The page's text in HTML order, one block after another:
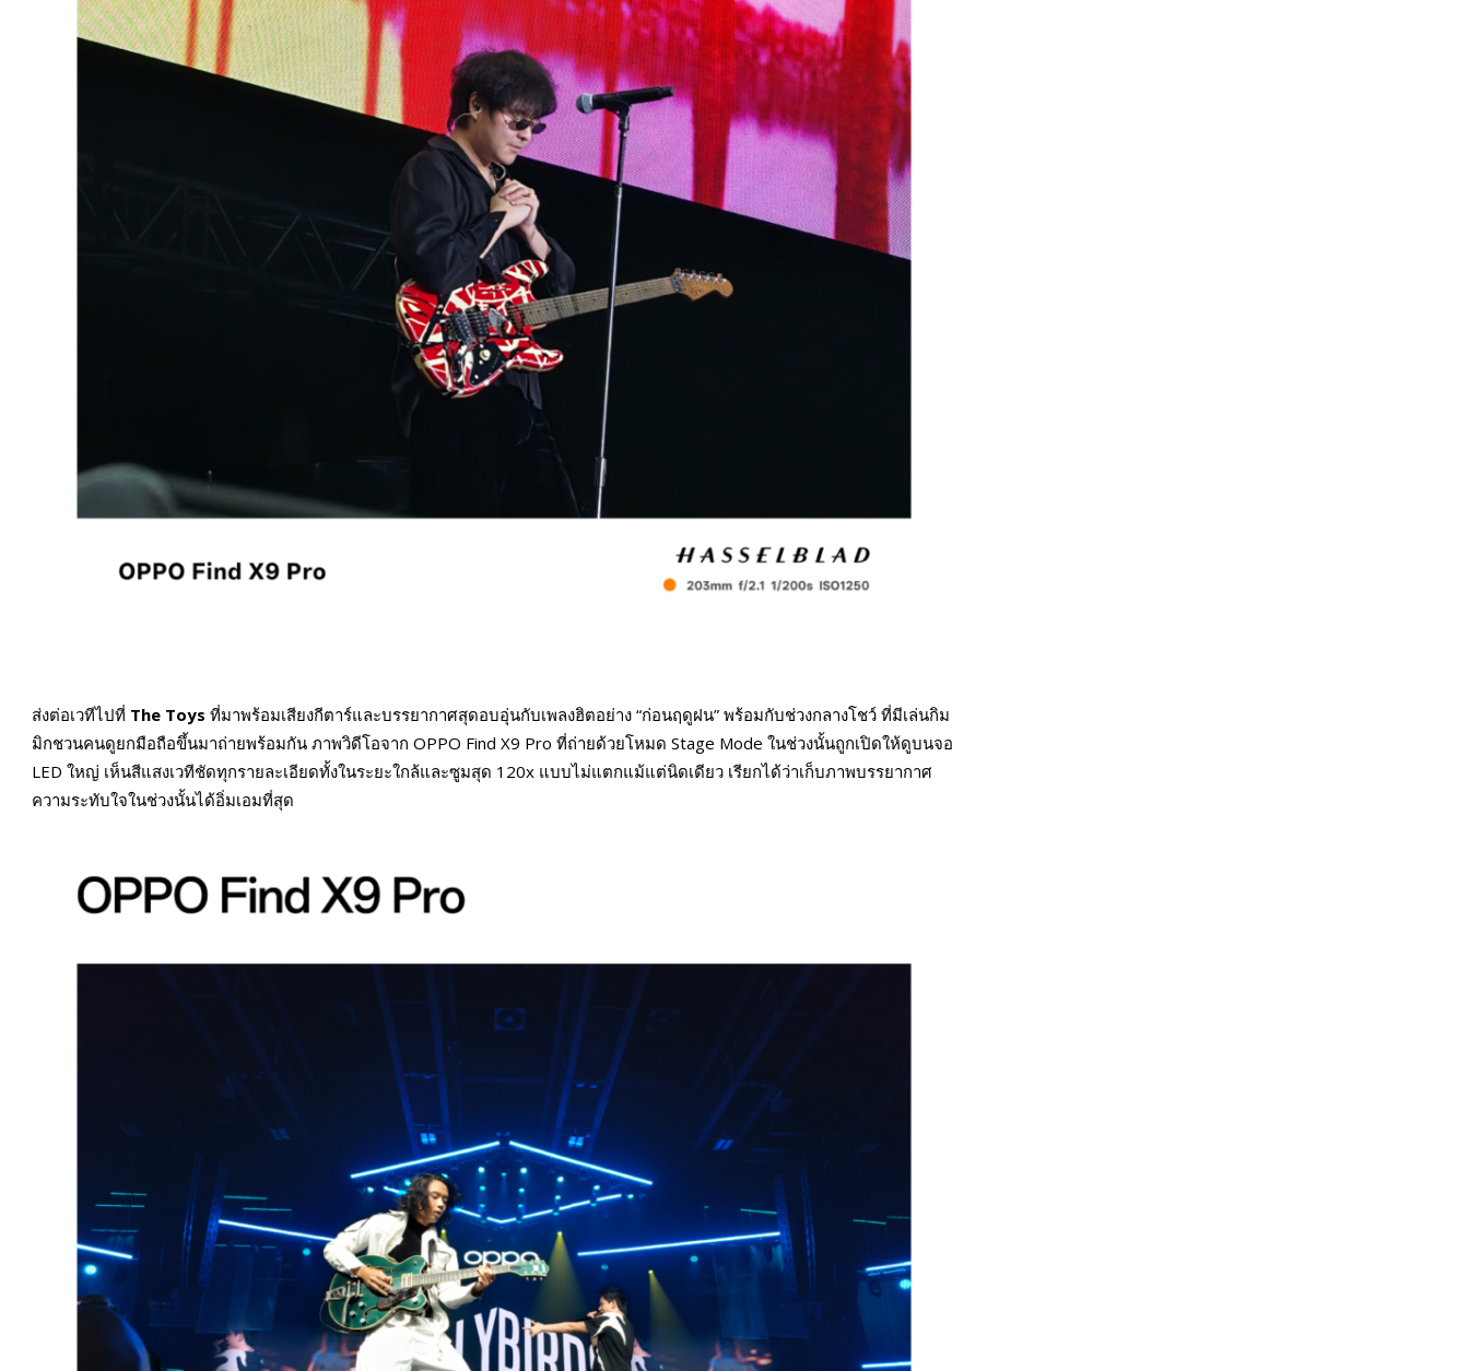
ส่งต่อเวทีไปที่ The Toys ที่มาพร้อมเสียงกีตาร์และบรรยากาศสุดอบอุ่นกับเพลงฮิตอย่าง “ก่อนฤดูฝน” พร้อมกับช่วงกลางโชว์ ที่มีเล่นกิม
มิกชวนคนดูยกมือถือขึ้นมาถ่ายพร้อมกัน ภาพวิดีโอจาก OPPO Find X9 Pro ที่ถ่ายด้วยโหมด Stage Mode ในช่วงนั้นถูกเปิดให้ดูบนจอ
LED ใหญ่ เห็นสีแสงเวทีชัดทุกรายละเอียดทั้งในระยะใกล้และซูมสุด 120x แบบไม่แตกแม้แต่นิดเดียว เรียกได้ว่าเก็บภาพบรรยากาศ
ความระทับใจในช่วงนั้นได้อิ่มเอมที่สุด